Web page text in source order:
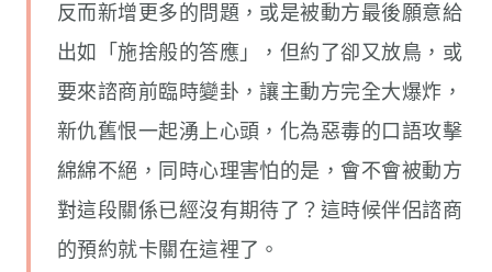
反而新增更多的問題，或是被動方最後願意給
出如「施捨般的答應」，但約了卻又放鳥，或
要來諮商前臨時變卦，讓主動方完全大爆炸，
新仇舊恨一起湧上心頭，化為惡毒的口語攻擊
綿綿不絕，同時心理害怕的是，會不會被動方
對這段關係已經沒有期待了？這時候伴侶諮商
的預約就卡關在這裡了。